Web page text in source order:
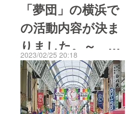
「夢団」の横浜で
の活動内容が決ま
りました。～ 釜
石の高校生とここ
横浜で防災を考え
る。
2023/02/25 20:18